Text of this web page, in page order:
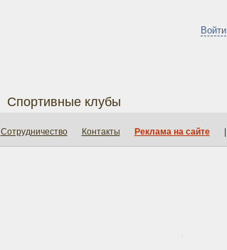
Войти
Спортивные клубы
Сотрудничество Контакты Реклама на сайте